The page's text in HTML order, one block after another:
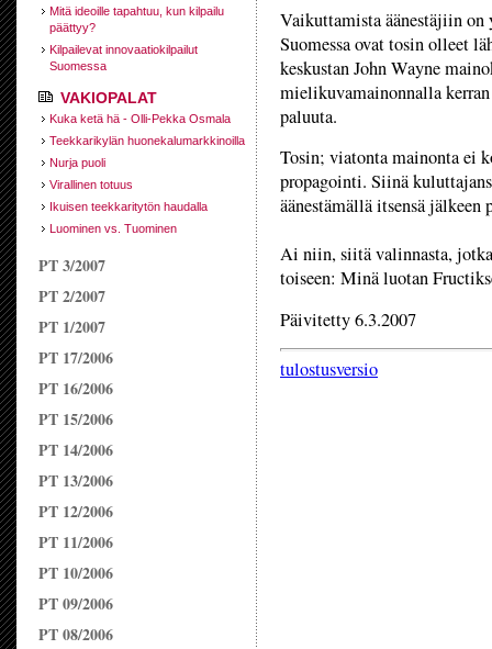
Mitä ideoille tapahtuu, kun kilpailu
päättyy?
Kilpailevat innovaatiokilpailut
Suomessa
VAKIOPALAT
Kuka ketä hä - Olli-Pekka Osmala
Teekkarikylän huonekalumarkkinoilla
Nurja puoli
Virallinen totuus
Ikuisen teekkaritytön haudalla
Luominen vs. Tuominen
PT 3/2007
PT 2/2007
PT 1/2007
PT 17/2006
PT 16/2006
PT 15/2006
PT 14/2006
PT 13/2006
PT 12/2006
PT 11/2006
PT 10/2006
PT 09/2006
PT 08/2006
Vaikuttamista äänestäjiin
Suomessa ovat tosin olleet
keskustan John Wayne
mielikuvamainonnalla
paluuta.
Tosin; viatonta mainonta ei
propagointi. Siinä
äänestämällä itsensä jälkeen
Ai niin, siitä valinnasta,
toiseen: Minä luotan
Päivitetty 6.3.2007
tulostusversio